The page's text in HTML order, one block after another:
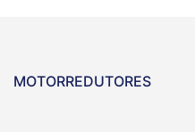
MOTORREDUTORES